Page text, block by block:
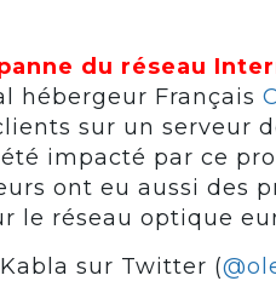
du réseau
hébergeur Français
sur un serveur
été impacté par ce
ont eu aussi des
le réseau optique
sur Twitter (